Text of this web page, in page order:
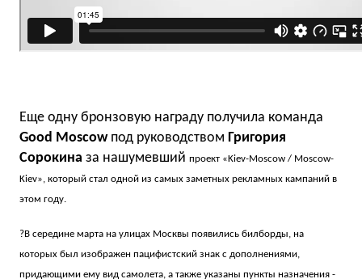
Еще одну бронзовую награду получила команда
Good Moscowпод руководством Григория
Сорокина за нашумевший проект « Kiev-Moscow / Moscow-
Kiev», который стал одной из самых заметных рекламных кампаний в
этом году.
?В середине марта на улицах Москвы появились билборды, на
которых был изображен пацифистский знак с дополнениями,
придающими ему вид самолета, а также указаны пункты назначения -